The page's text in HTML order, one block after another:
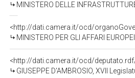
MINISTERO DELLE
<http://dati.camera.it/ocd/
MINISTERO PER GLI AFFARI EUROPEI
<http://dati.camera.it/ocd/
GIUSEPPE D'AMBROSIO, XVII